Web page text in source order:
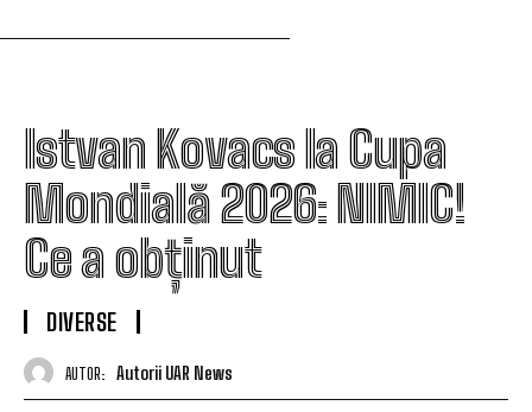
Istvan Kovacs la Cupa
Mondială 2026: NIMIC!
Ce a obținut
DIVERSE
AUTOR: Autorii UAR News